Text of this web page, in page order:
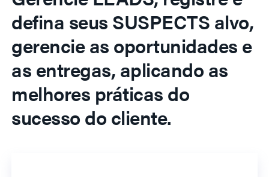
defina seus SUSPECTS alvo,
gerencie as oportunidades e
as entregas, aplicando as
melhores práticas do
sucesso do cliente.